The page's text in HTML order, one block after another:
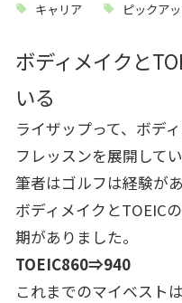
キャリア ピックア
ボディメイクと
いる
ライザップって、ボデ
フレッスンを展開して
筆者はゴルフは経験が
ボディメイクとTOEIC
期がありました。
TOEIC860⇒940
これまでのマイベストは